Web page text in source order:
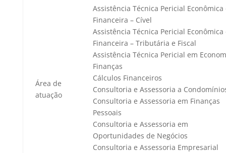
Área de
atuação
Assistência Técnica Pericial Econômica
Financeira – Cível
Assistência Técnica Pericial Econômica
Financeira – Tributária e Fiscal
Assistência Técnica Pericial em
Finanças
Cálculos Financeiros
Consultoria e Assessoria a
Consultoria e Assessoria em Finanças
Pessoais
Consultoria e Assessoria em
Oportunidades de Negócios
Consultoria e Assessoria Empresarial